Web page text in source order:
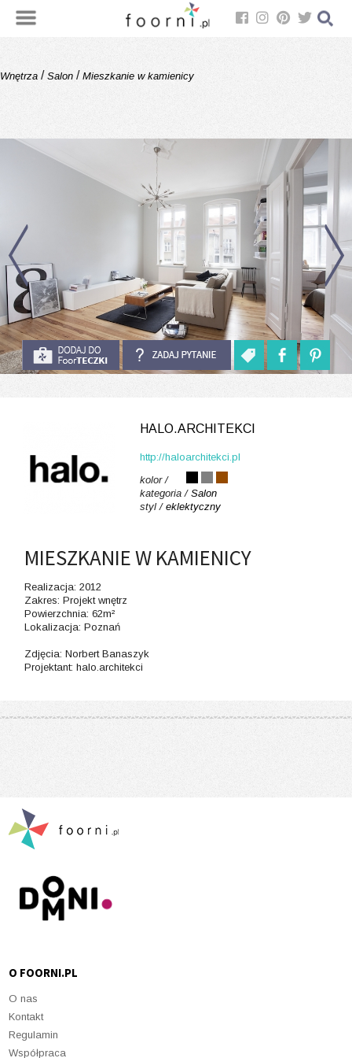
Wnętrza / Salon / Mieszkanie w kamienicy
HALO.ARCHITEKCI
http://haloarchitekci.pl
kolor /
kategoria / Salon
styl / eklektyczny
MIESZKANIE W KAMIENICY
Realizacja: 2012
Zakres: Projekt wnętrz
Powierzchnia: 62m²
Lokalizacja: Poznań
Zdjęcia: Norbert Banaszyk
Projektant: halo.architekci
O FOORNI.PL
O nas
Kontakt
Regulamin
Współpraca